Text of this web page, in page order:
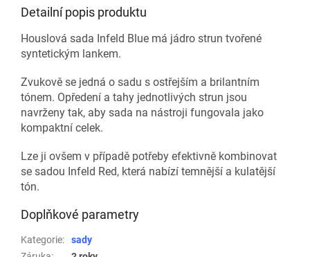
Detailní popis produktu
Houslová sada Infeld Blue má jádro strun tvořené
syntetickým lankem.
Zvukově se jedná o sadu s ostřejším a brilantním
tónem. Opředení a tahy jednotlivých strun jsou
navrženy tak, aby sada na nástroji fungovala jako
kompaktní celek.
Lze ji ovšem v případě potřeby efektivně kombinovat
se sadou Infeld Red, která nabízí temnější a kulatější
tón.
Doplňkové parametry
Kategorie:
sady